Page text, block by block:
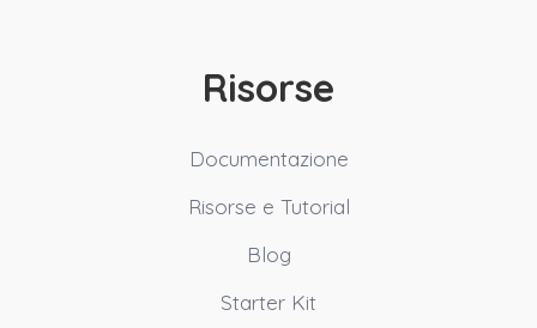
Risorse
Documentazione
Risorse e Tutorial
Blog
Starter Kit